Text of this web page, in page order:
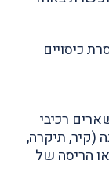
כיסויים
רכיבי
(קיר, תיקרה,
הריסה של